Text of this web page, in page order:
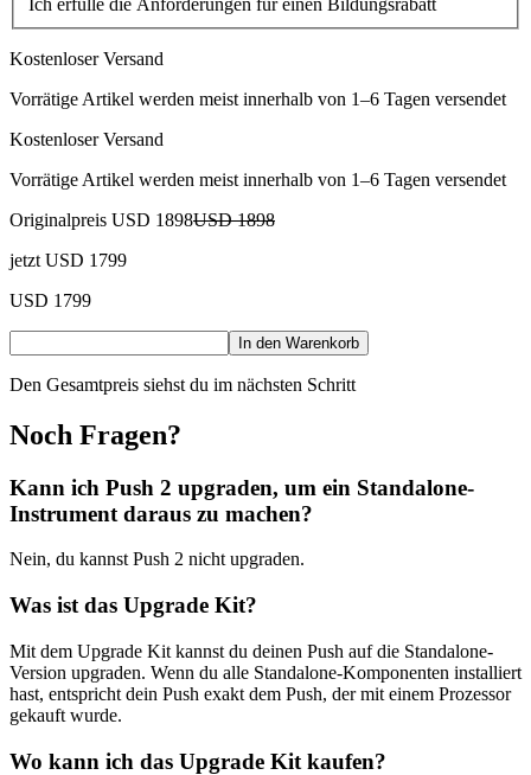
Kostenloser Versand
Vorrätige Artikel werden meist innerhalb von 1–6 Tagen versendet
Kostenloser Versand
Vorrätige Artikel werden meist innerhalb von 1–6 Tagen versendet
Originalpreis USD 1898USD 1898
jetzt USD 1799
USD 1799
Den Gesamtpreis siehst du im nächsten Schritt
Noch Fragen?
Kann ich Push 2 upgraden, um ein Standalone-
Instrument daraus zu machen?
Nein, du kannst Push 2 nicht upgraden.
Was ist das Upgrade Kit?
Mit dem Upgrade Kit kannst du deinen Push auf die Standalone-
Version upgraden. Wenn du alle Standalone-Komponenten installiert
hast, entspricht dein Push exakt dem Push, der mit einem Prozessor
gekauft wurde.
Wo kann ich das Upgrade Kit kaufen?